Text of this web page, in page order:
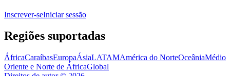
Inscrever-seIniciar sessão
Regiões suportadas
ÁfricaCaraíbasEuropaÁsiaLATAMAmérica do NorteOceâniaMédio
Oriente e Norte de ÁfricaGlobal